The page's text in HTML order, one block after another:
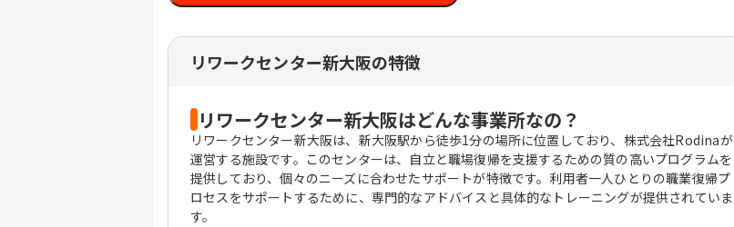
リワークセンター新大阪の特徴
リワークセンター新大阪はどんな事業所なの？
リワークセンター新大阪は、新大阪駅から徒歩1分の場所に位置しており、株式会社Rodinaが
運営する施設です。このセンターは、自立と職場復帰を支援するための質の高いプログラムを
提供しており、個々のニーズに合わせたサポートが特徴です。利用者一人ひとりの職業復帰プ
ロセスをサポートするために、専門的なアドバイスと具体的なトレーニングが提供されていま
す。